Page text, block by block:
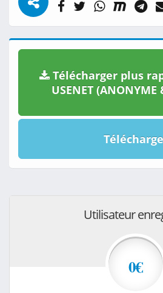
Télécharger plus
USENET (ANONYME
Utilisateur
0€